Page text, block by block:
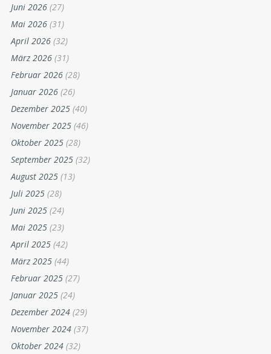
Juni 2026 (27)
Mai 2026 (31)
April 2026 (32)
März 2026 (31)
Februar 2026 (28)
Januar 2026 (26)
Dezember 2025 (40)
November 2025 (46)
Oktober 2025 (28)
September 2025 (32)
August 2025 (13)
Juli 2025 (28)
Juni 2025 (24)
Mai 2025 (23)
April 2025 (42)
März 2025 (44)
Februar 2025 (27)
Januar 2025 (24)
Dezember 2024 (29)
November 2024 (37)
Oktober 2024 (32)